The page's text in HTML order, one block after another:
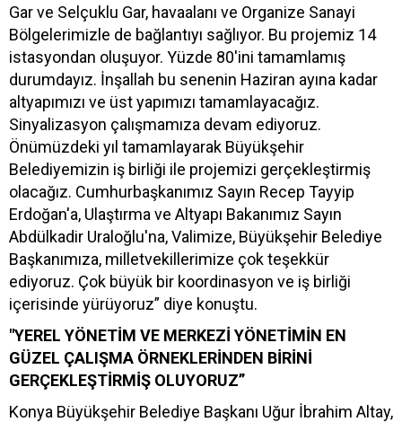
Gar ve Selçuklu Gar, havaalanı ve Organize Sanayi
Bölgelerimizle de bağlantıyı sağlıyor. Bu projemiz 14
istasyondan oluşuyor. Yüzde 80'ini tamamlamış
durumdayız. İnşallah bu senenin Haziran ayına kadar
altyapımızı ve üst yapımızı tamamlayacağız.
Sinyalizasyon çalışmamıza devam ediyoruz.
Önümüzdeki yıl tamamlayarak Büyükşehir
Belediyemizin iş birliği ile projemizi gerçekleştirmiş
olacağız. Cumhurbaşkanımız Sayın Recep Tayyip
Erdoğan'a, Ulaştırma ve Altyapı Bakanımız Sayın
Abdülkadir Uraloğlu'na, Valimize, Büyükşehir Belediye
Başkanımıza, milletvekillerimize çok teşekkür
ediyoruz. Çok büyük bir koordinasyon ve iş birliği
içerisinde yürüyoruz” diye konuştu.
"YEREL YÖNETİM VE MERKEZİ YÖNETİMİN EN
GÜZEL ÇALIŞMA ÖRNEKLERİNDEN BİRİNİ
GERÇEKLEŞTİRMİŞ OLUYORUZ”
Konya Büyükşehir Belediye Başkanı Uğur İbrahim Altay,